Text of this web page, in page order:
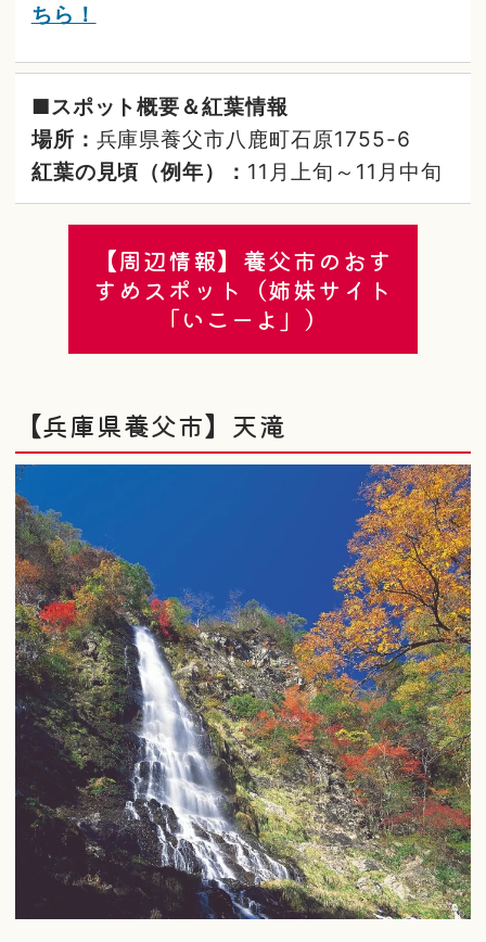
ちら！
■スポット概要＆紅葉情報
場所： 兵庫県養父市八鹿町石原1755-6
紅葉の見頃（例年）： 11月上旬～11月中旬
【周辺情報】養父市のおす
すめスポット（姉妹サイト
「いこーよ」）
【兵庫県養父市】天滝